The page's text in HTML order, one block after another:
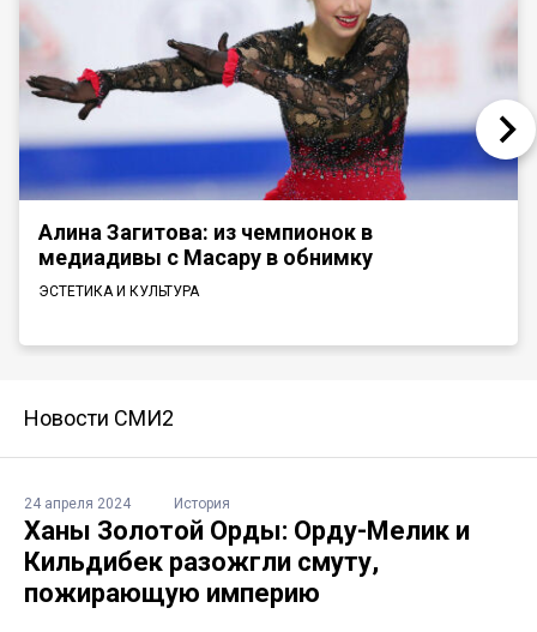
Алина Загитова: из чемпионок в
медиадивы с Масару в обнимку
ЭСТЕТИКА И КУЛЬТУРА
Новости СМИ2
24 апреля 2024 История
Ханы Золотой Орды: Орду-Мелик и
Кильдибек разожгли смуту,
пожирающую империю